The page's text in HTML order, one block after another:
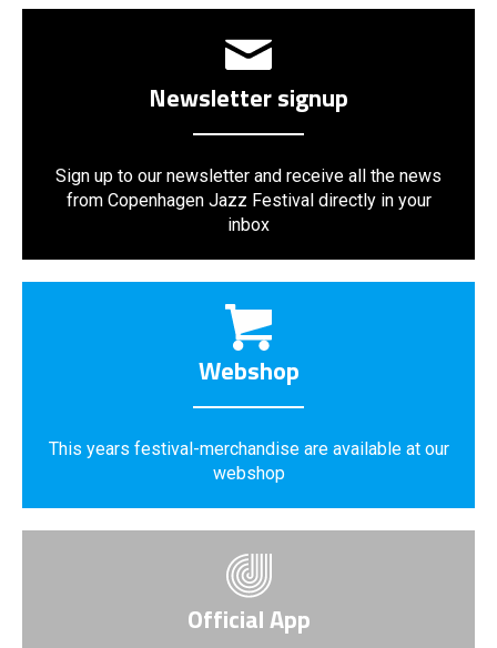
Newsletter signup
Sign up to our newsletter and receive all the news
from Copenhagen Jazz Festival directly in your
inbox
Webshop
This years festival-merchandise are available at our
webshop
Official App